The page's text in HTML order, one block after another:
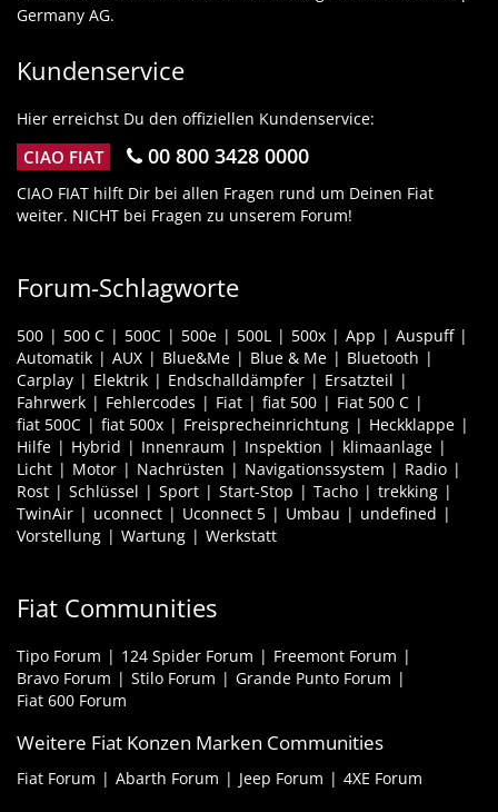
Germany AG.
Kundenservice
Hier erreichst Du den offiziellen Kundenservice:
CIAO FIAT 00 800 3428 0000
CIAO FIAT hilft Dir bei allen Fragen rund um Deinen Fiat
weiter. NICHT bei Fragen zu unserem Forum!
Forum-Schlagworte
500 500 C 500C 500e 500L 500x App
Auspuff
Automatik
AUX Blue&Me Blue & Me
Bluetooth
Carplay
Elektrik Endschalldämpfer
Ersatzteil
Fahrwerk
Fehlercodes Fiat fiat 500
Fiat 500 C
fiat 500C
fiat 500x Freisprecheinrichtung
Heckklappe
Hilfe
Hybrid Innenraum Inspektion
klimaanlage
Licht
Motor Nachrüsten Navigationssystem
Radio
Rost
Schlüssel Sport Start-Stop Tacho
trekking
TwinAir
uconnect Uconnect 5 Umbau
undefined
Vorstellung
Wartung Werkstatt
Fiat Communities
Tipo Forum 124 Spider Forum
Freemont Forum
Bravo Forum
Stilo Forum
Grande Punto Forum
Fiat 600 Forum
Weitere Fiat Konzen Marken Communities
Fiat Forum Abarth Forum Jeep Forum 4XE Forum